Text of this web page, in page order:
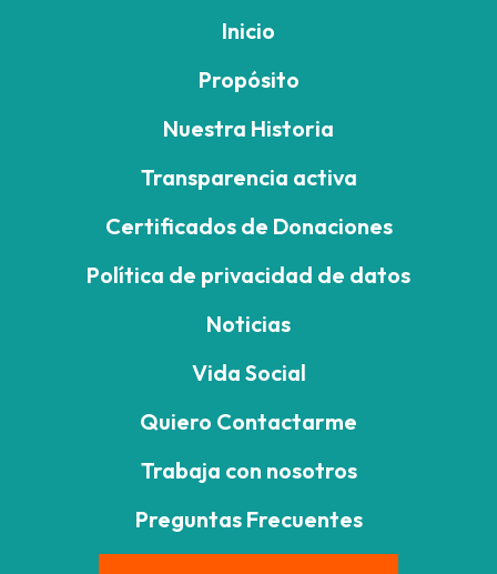
Inicio
Propósito
Nuestra Historia
Transparencia activa
Certificados de Donaciones
Política de privacidad de datos
Noticias
Vida Social
Quiero Contactarme
Trabaja con nosotros
Preguntas Frecuentes